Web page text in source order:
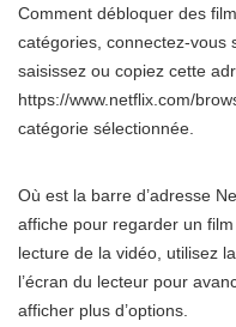
Comment débloquer des
catégories, connectez-vous
saisissez ou copiez cette
https://www.netflix.com/
catégorie sélectionnée.
Où est la barre d’adresse
affiche pour regarder un
lecture de la vidéo, utilisez
l’écran du lecteur pour
afficher plus d’options.